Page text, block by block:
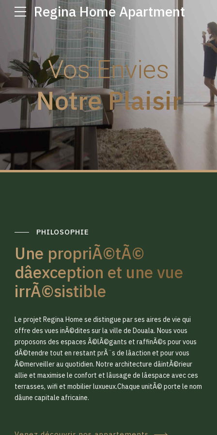
Regina Home Apartment
Vos Envies
Notre Plaisir
PHILOSOPHIE
Une propriÃ©tÃ©
dâexception et une vue
irrÃ©sistible
Le projet Regina Home se distingue par ses aires de vie qui
offre des vues inÃ©dites sur la ville de Douala. Nous vous
proposons des espaces Ã©lÃ©gants et raffinÃ©s pour vous
dÃ©tendre tout en restant prÃ¨s de lâaction et pour vous
Ã©merveiller au quotidien. Notre architecture dâintÃ©rieur
allie et maximise le confort et lâusage de lâespace avec ces
terrasses, wifi et mobilier luxueux.Chaque unitÃ© porte le nom
dâune capitale africaine.
0
1
2
3
0
1
2
3